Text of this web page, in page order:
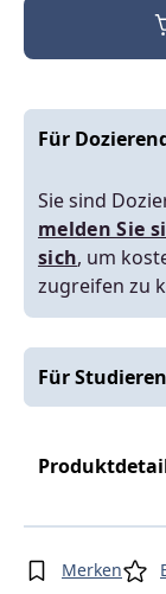
Für
Sie sind
melden Sie
sich, um
zugreifen zu
Für
Merken